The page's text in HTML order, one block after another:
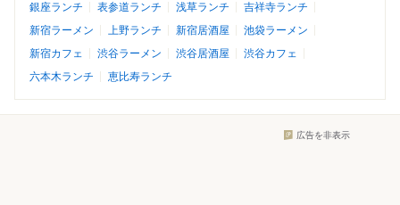
銀座ランチ
表参道ランチ 浅草ランチ
吉祥寺ランチ
新宿ラーメン
上野ランチ 新宿居酒屋
池袋ラーメン
新宿カフェ
渋谷ラーメン 渋谷居酒屋
渋谷カフェ
六本木ランチ
恵比寿ランチ
広告を非表示